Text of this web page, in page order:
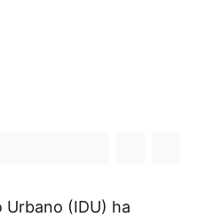
Urbano (IDU) ha